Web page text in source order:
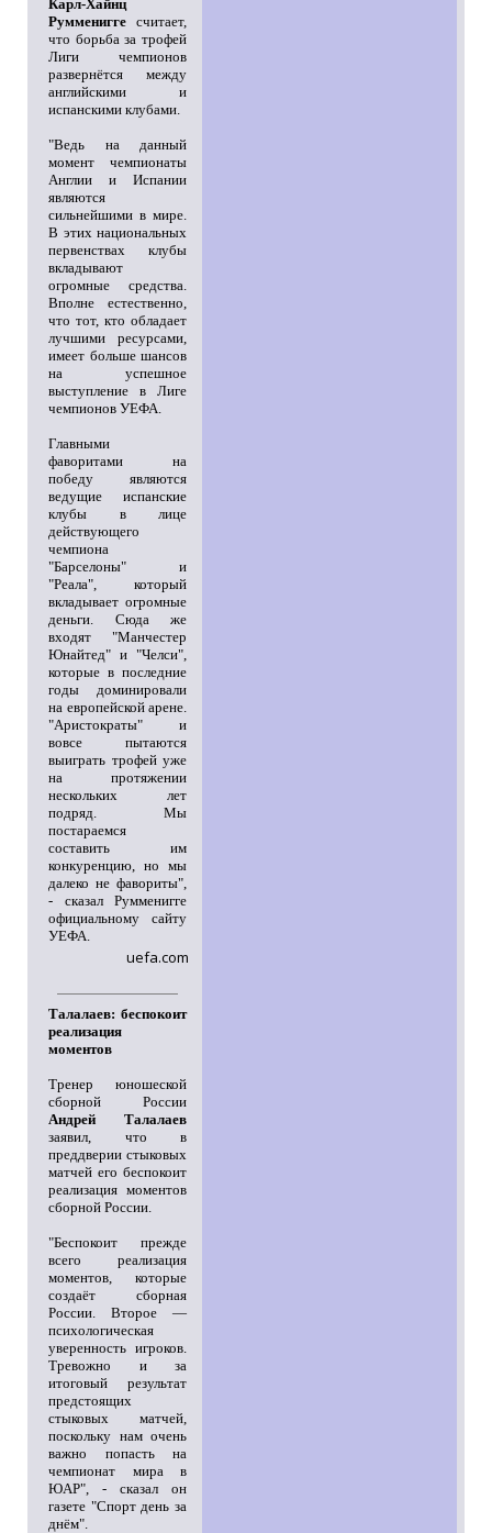
Карл-Хайнц
Румменигге считает,
что борьба за трофей
Лиги чемпионов
развернётся между
английскими и
испанскими клубами.
"Ведь на данный
момент чемпионаты
Англии и Испании
являются
сильнейшими в мире.
В этих национальных
первенствах клубы
вкладывают
огромные средства.
Вполне естественно,
что тот, кто обладает
лучшими ресурсами,
имеет больше шансов
на успешное
выступление в Лиге
чемпионов УЕФА.
Главными
фаворитами на
победу являются
ведущие испанские
клубы в лице
действующего
чемпиона
"Барселоны" и
"Реала", который
вкладывает огромные
деньги. Сюда же
входят "Манчестер
Юнайтед" и "Челси",
которые в последние
годы доминировали
на европейской арене.
"Аристократы" и
вовсе пытаются
выиграть трофей уже
на протяжении
нескольких лет
подряд. Мы
постараемся
составить им
конкуренцию, но мы
далеко не фавориты",
- сказал Румменигге
официальному сайту
УЕФА.
uefa.com
Талалаев: беспокоит
реализация
моментов
Тренер юношеской
сборной России
Андрей Талалаев
заявил, что в
преддверии стыковых
матчей его беспокоит
реализация моментов
сборной России.
"Беспокоит прежде
всего реализация
моментов, которые
создаёт сборная
России. Второе —
психологическая
уверенность игроков.
Тревожно и за
итоговый результат
предстоящих
стыковых матчей,
поскольку нам очень
важно попасть на
чемпионат мира в
ЮАР", - сказал он
газете "Спорт день за
днём".